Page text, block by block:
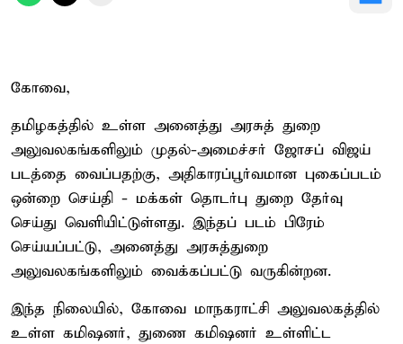
கோவை,
தமிழகத்தில் உள்ள அனைத்து அரசுத் துறை
அலுவலகங்களிலும் முதல்-அமைச்சர் ஜோசப் விஜய்
படத்தை வைப்பதற்கு, அதிகாரப்பூர்வமான புகைப்படம்
ஒன்றை செய்தி - மக்கள் தொடர்பு துறை தேர்வு
செய்து வெளியிட்டுள்ளது. இந்தப் படம் பிரேம்
செய்யப்பட்டு, அனைத்து அரசுத்துறை
அலுவலகங்களிலும் வைக்கப்பட்டு வருகின்றன.
இந்த நிலையில், கோவை மாநகராட்சி அலுவலகத்தில்
உள்ள கமிஷனர், துணை கமிஷனர் உள்ளிட்ட